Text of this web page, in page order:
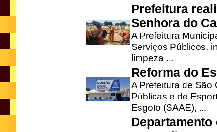
Prefeitura
Senhora do
A Prefeitura
Serviços Públicos,
limpeza ...
Reforma do
A Prefeitura de São
Públicas e de
Esgoto (SAAE), ...